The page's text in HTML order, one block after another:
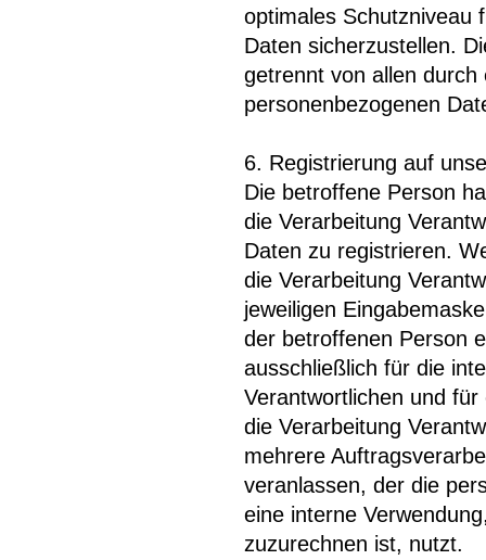
optimales Schutzniveau
Daten sicherzustellen.
getrennt von allen
personenbezogenen
6. Registrierung auf
Die betroffene Person
die Verarbeitung
Daten zu registrieren.
die Verarbeitung
jeweiligen
der betroffenen Person
ausschließlich für die
Verantwortlichen und
die Verarbeitung
mehrere
veranlassen, der die
eine interne
zuzurechnen ist, nutzt.